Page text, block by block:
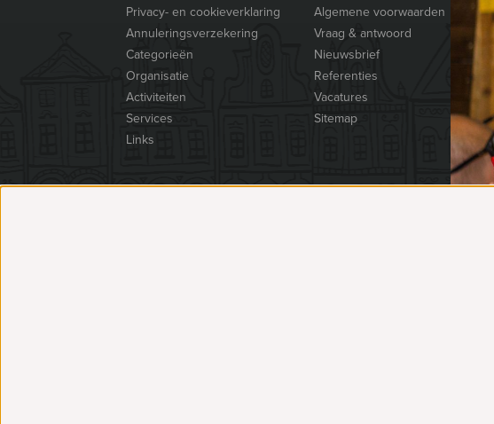
Privacy- en cookieverklaring
Algemene voorwaarden
Annuleringsverzekering
Vraag & antwoord
Categorieën
Nieuwsbrief
Organisatie
Referenties
Activiteiten
Vacatures
Services
Sitemap
Links